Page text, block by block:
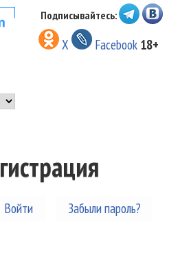
к основному
содержанию
Подписывайтесь:
X Facebook 18+
вкладка)
Войти Забыли пароль?